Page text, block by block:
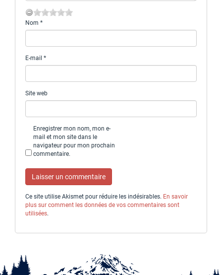
Nom *
E-mail *
Site web
Enregistrer mon nom, mon e-
mail et mon site dans le
navigateur pour mon prochain
commentaire.
Ce site utilise Akismet pour réduire les indésirables. En savoir
plus sur comment les données de vos commentaires sont
utilisées.